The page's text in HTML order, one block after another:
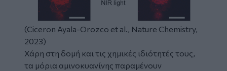
(Ciceron Ayala-Orozco et al., Nature Chemistry,
2023)
Χάρη στη δομή και τις χημικές ιδιότητές τους,
τα μόρια αμινοκυανίνης παραμένουν